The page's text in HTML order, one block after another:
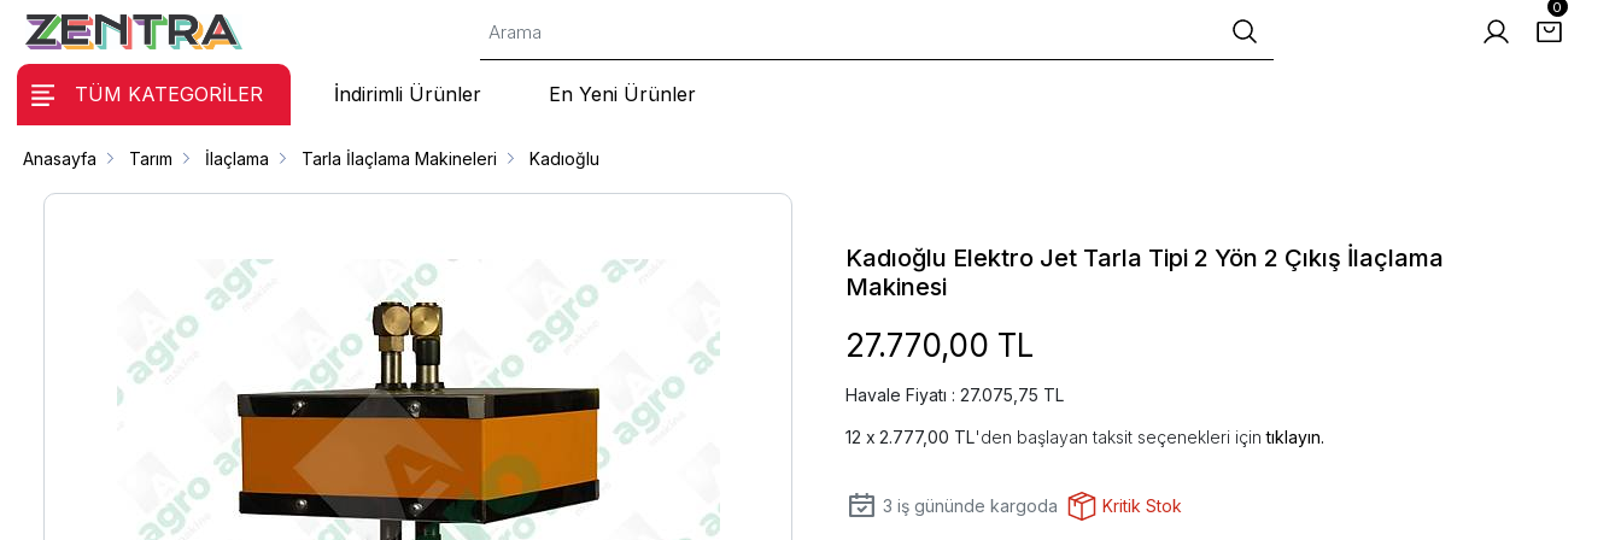
0
TÜM KATEGORİLER İndirimli Ürünler En Yeni Ürünler
Anasayfa Tarım İlaçlama Tarla İlaçlama Makineleri Kadıoğlu
Kadıoğlu Elektro Jet Tarla Tipi 2 Yön 2 Çıkış İlaçlama
Makinesi
27.770,00 TL
Havale Fiyatı : 27.075,75 TL
2.777,00 TL'den başlayan taksit seçenekleri içintıklayın.
3 iş gününde kargoda Kritik Stok